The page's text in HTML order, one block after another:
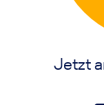
Jetzt